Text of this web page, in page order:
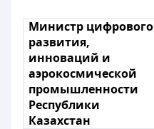
Министр цифрового
развития,
инноваций и
аэрокосмической
промышленности
Республики
Казахстан